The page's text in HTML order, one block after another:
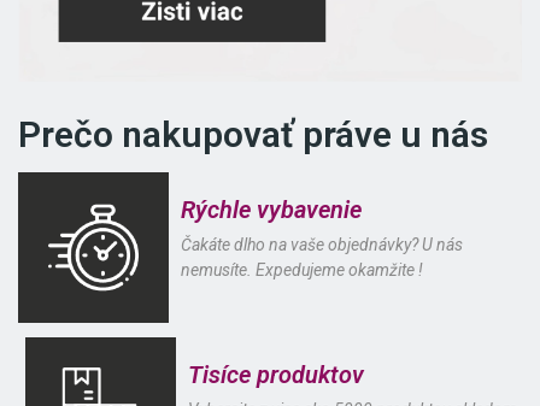
Prečo nakupovať práve u nás
Rýchle vybavenie
Čakáte dlho na vaše objednávky? U nás
nemusíte. Expedujeme okamžite !
Tisíce produktov